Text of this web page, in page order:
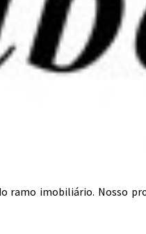
ramo imobiliário. Nosso